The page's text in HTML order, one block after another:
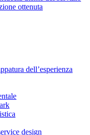
ottenuta
dell’esperienza
design